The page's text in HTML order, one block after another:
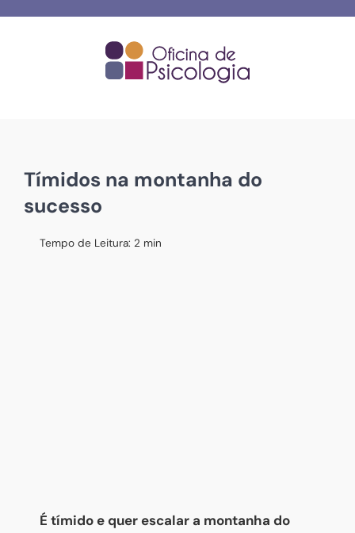
Tímidos na montanha do
sucesso
Tempo de Leitura: 2 min
É tímido e quer escalar a montanha do